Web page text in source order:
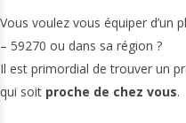
Vous voulez vous équiper
– 59270 ou dans sa région ?
Il est primordial de trouver un
qui soit proche de chez vous.